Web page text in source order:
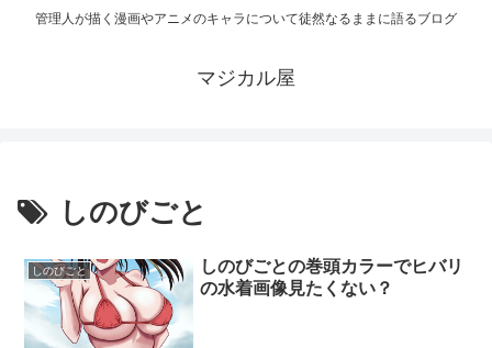
管理人が描く漫画やアニメのキャラについて徒然なるままに語るブログ
マジカル屋
しのびごと
しのびごと
しのびごとの巻頭カラーでヒバリ
の水着画像見たくない？